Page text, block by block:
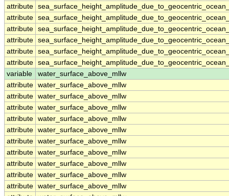
attribute
attribute
attribute
attribute
attribute
attribute
variable
water_surface_above_mllw
attribute water_surface_above_mllw
attribute water_surface_above_mllw
attribute water_surface_above_mllw
attribute water_surface_above_mllw
attribute water_surface_above_mllw
attribute water_surface_above_mllw
attribute water_surface_above_mllw
attribute water_surface_above_mllw
attribute water_surface_above_mllw
attribute water_surface_above_mllw